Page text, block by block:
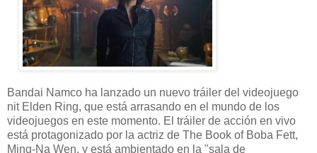
Bandai Namco ha lanzado un nuevo tráiler del videojuego
nit Elden Ring, que está arrasando en el mundo de los
videojuegos en este momento. El tráiler de acción en vivo
está protagonizado por la actriz de The Book of Boba Fett,
Ming-Na Wen, y está ambientado en la "sala de